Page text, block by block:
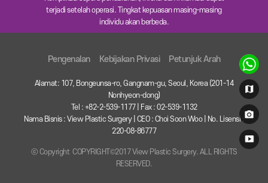
terjadi setelah operasi. Tingkat kepuasan masing-masing
individu akan berbeda.
Pengenalan Kebijakan Privasi Petunjuk Arah
Alamat: 107, Bongeunsa-ro, Gangnam-gu, Seoul, Korea (201-14
Nonhyeon-dong)
Tel : +82-2-539-1177 | Fax : 02-539-1132
Nama Bisnis : View Plastic Surgery | CEO : Choi Soon Woo | No. Lisensi :
220-08-86777
ⓒ Copyright COPYRIGHT©2017 View Plastic Surgery. ALL RIGHTS
RESERVED.